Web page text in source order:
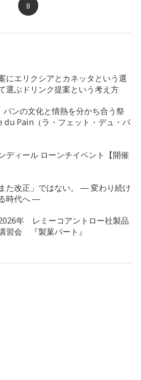
8
にエリクシアとカネッタという選
選ぶドリンク提案という考え方
ンの文化と情熱を分かち合う祭
Pain（ラ・フェット・デュ・パ
ディール ローンチイベント【開催
た改正」ではない。 ― 変わり続け
時代へ ―
年 レミーコアントロー社製品
習会 『製菓パート』